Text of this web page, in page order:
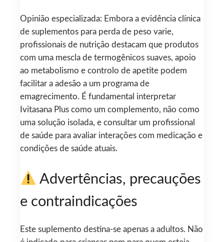
Opinião especializada: Embora a evidência clínica
de suplementos para perda de peso varie,
profissionais de nutrição destacam que produtos
com uma mescla de termogênicos suaves, apoio
ao metabolismo e controlo de apetite podem
facilitar a adesão a um programa de
emagrecimento. É fundamental interpretar
Ivitasana Plus como um complemento, não como
uma solução isolada, e consultar um profissional
de saúde para avaliar interações com medicação e
condições de saúde atuais.
Advertências, precauções
e contraindicações
Este suplemento destina-se apenas a adultos. Não